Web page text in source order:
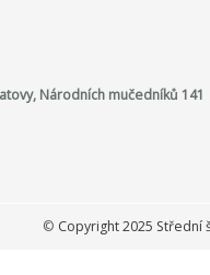
Národních mučedníků 141
© Copyright 2025 Střední